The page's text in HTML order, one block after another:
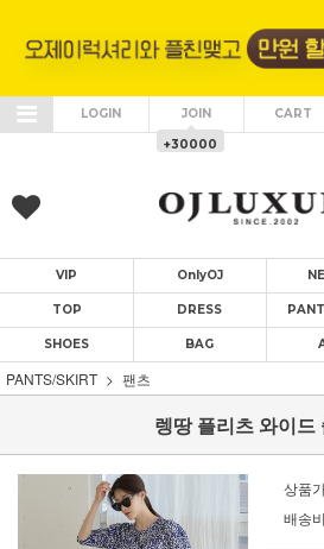
LOGIN JOIN
+30000
CART
VIP OnlyOJ
TOP DRESS
SHOES BAG
PANTS/SKIRT 팬츠
렝땅 플리츠 와이드
상품
배송비